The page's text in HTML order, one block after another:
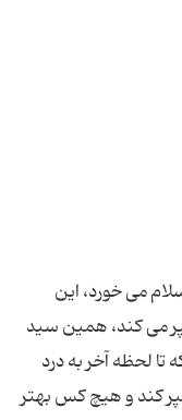
می خورد، این
می كند، همین سید
لحظه آخر به درد
كند و هیچ كس بهتر